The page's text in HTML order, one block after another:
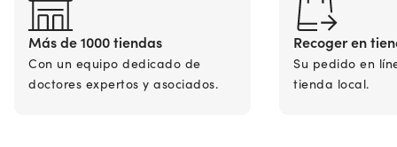
Más de 1000 tiendas
Con un equipo dedicado de
doctores expertos y asociados.
Recoger en
Su pedido en
tienda local.